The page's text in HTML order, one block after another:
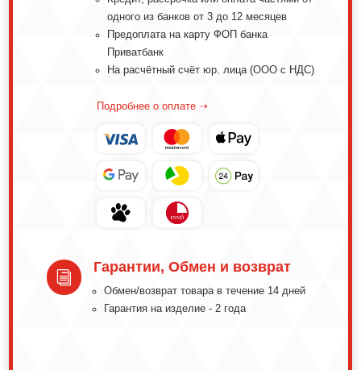
одного из банков от 3 до 12 месяцев
Предоплата на карту ФОП банка
Приватбанк
На расчётный счёт юр. лица (ООО с НДС)
Подробнее о оплате ➝
i
Гарантии, Обмен и возврат
Обмeн/вoзвpaт тoвapa в тeчeниe 14 днeй
Гарантия на изделие - 2 года